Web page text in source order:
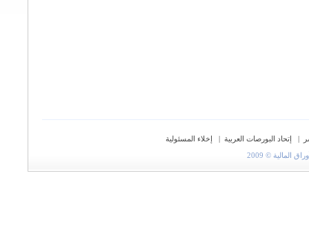
| إتحاد البورصات العربية |
إخلاء المسئولية
© 2009